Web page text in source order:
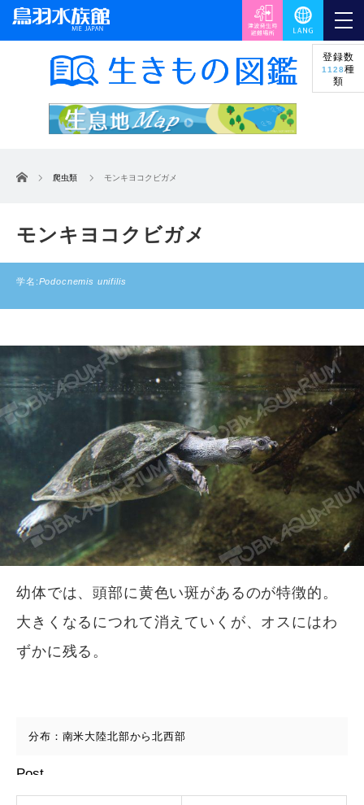
登録数
1128種
類
ホーム 爬虫類 モンキヨコクビガメ
モンキヨコクビガメ
学名:Podocnemis unifilis
幼体では、頭部に黄色い斑があるのが特徴的。
大きくなるにつれて消えていくが、オスにはわ
ずかに残る。
分布：南米大陸北部から北西部
Post